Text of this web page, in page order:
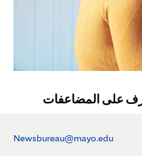
على المضاعفات
Newsbureau@mayo.edu